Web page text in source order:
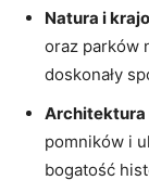
Natura i
oraz parków
doskonały⁢
pomników‍ i
‌bogatość